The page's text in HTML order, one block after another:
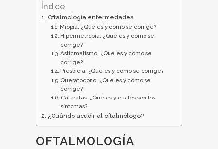
Índice
Oftalmología enfermedades
Miopía: ¿Qué es y cómo se corrige?
Hipermetropía: ¿Qué es y cómo se
corrige?
Astigmatismo: ¿Qué es y cómo se
corrige?
Presbicia: ¿Qué es y cómo se corrige?
Queratocono: ¿Qué es y cómo se
corrige?
Cataratas: ¿Qué es y cuales son los
síntomas?
¿Cuándo acudir al oftalmólogo?
OFTALMOLOGÍA